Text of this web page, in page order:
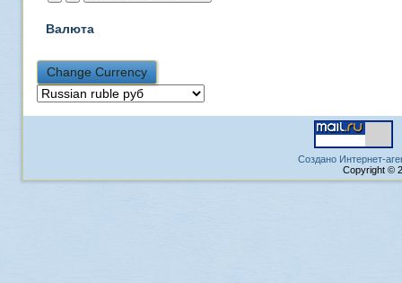
Валюта
Создано Интернет-
Copyright ©